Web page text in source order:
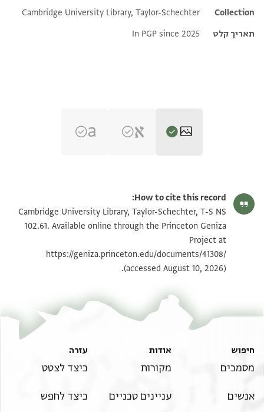
Collection
Cambridge University Library, Taylor-Schechter
תאריך קלט
In PGP since 2025
T-S NS 102.61 1v הגדל וסובב
תנאי היתר שימוש בתצלום
How to cite this record:
Cambridge University Library, Taylor-Schechter, T-S NS
102.61. Available online through the Princeton Geniza
Project at
https://geniza.princeton.edu/documents/41308/
(accessed August 10, 2026).
חיפוש
מסמכים
אנשים
אודות
מקורות
עניינים טכניים
עזרה
כיצד לצטט
כיצד לחפש